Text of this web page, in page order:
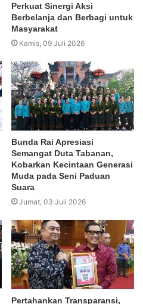
Perkuat Sinergi Aksi
Berbelanja dan Berbagi untuk
Masyarakat
Kamis, 09 Juli 2026
Bunda Rai Apresiasi
Semangat Duta Tabanan,
Kobarkan Kecintaan Generasi
Muda pada Seni Paduan
Suara
Jumat, 03 Juli 2026
Pertahankan Transparansi,